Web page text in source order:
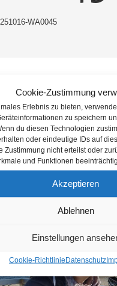
Cookie-Zustimmung
Erlebnis zu bieten,
zu speichern
du diesen Technologien
oder eindeutige IDs auf
Zustimmung nicht erteilst oder
und Funktionen
Akzeptieren
Ablehnen
Einstellungen
Cookie-RichtlinieDatenschutz
WA0045